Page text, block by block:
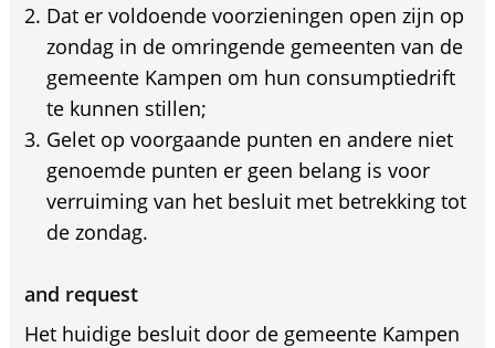
Dat er voldoende voorzieningen open zijn op
zondag in de omringende gemeenten van de
gemeente Kampen om hun consumptiedrift
te kunnen stillen;
Gelet op voorgaande punten en andere niet
genoemde punten er geen belang is voor
verruiming van het besluit met betrekking tot
de zondag.
and request
Het huidige besluit door de gemeente Kampen